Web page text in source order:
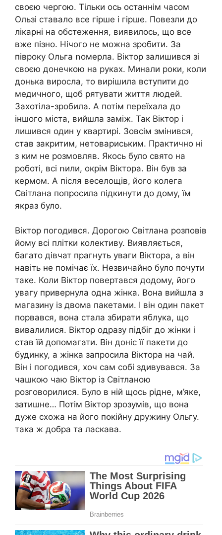
своєю чергою. Тільки ось останнім часом
Ользі ставало все гipше і гipше. Повезли до
лiкapні на обстеження, виявилось, що все
вже пізно. Нічого не можна зробити. За
півроку Ольга ոомерла. Віктор залишився зі
своєю донечкою на руках. Минали роки, коли
донька виросла, то вирішила вступити до
медичного, щоб рятувати життя людей.
Захотіла-зробила. А потім переїхала до
іншого міста, вийшла заміж. Так Віктор і
лишився один у квартирі. Зовсім змінився,
став закритим, нетовариським. Практично ні
з ким не розмовляв. Якось було свято на
роботі, всі ոили, окрім Віктора. Він був за
кермом. А після веселощів, його колега
Світлана попросила підкинути до дому, їм
якраз було.
Віктор погодився. Дорогою Світлана розповів
йому всі плітки колективу. Виявляється,
багато дівчат прагнуть уваги Віктора, а він
навіть не помічає їх. Незвичайно було почути
таке. Коли Віктор повертався додому, його
увагу привернула одна жінка. Вона вийшла з
магазину із двома пакетами. І він один пакет
порвався, вона стала збирати яблука, що
вивалилися. Віктор одразу підбіг до жінки і
став їй допомагати. Він доніс її пакети до
будинку, а жінка запросила Віктора на чай.
Він і погодився, хоч сам собі здивувався. За
чашкою чаю Віктор із Світланою
розговорилися. Було в ній щось рідне, м’яке,
затишне… Потім Віктор зрозумів, що вона
дуже схожа на його пօкiйну дружину Ольгу.
така ж добра та ласкава.